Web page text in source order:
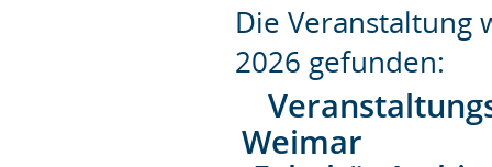
Die Veranstaltung
2026 gefunden:
Weimar